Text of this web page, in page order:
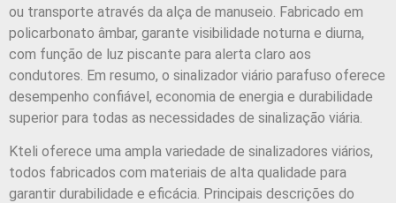
ou transporte através da alça de manuseio. Fabricado em
policarbonato âmbar, garante visibilidade noturna e diurna,
com função de luz piscante para alerta claro aos
condutores. Em resumo, o sinalizador viário parafuso oferece
desempenho confiável, economia de energia e durabilidade
superior para todas as necessidades de sinalização viária.
Kteli oferece uma ampla variedade de sinalizadores viários,
todos fabricados com materiais de alta qualidade para
garantir durabilidade e eficácia. Principais descrições do